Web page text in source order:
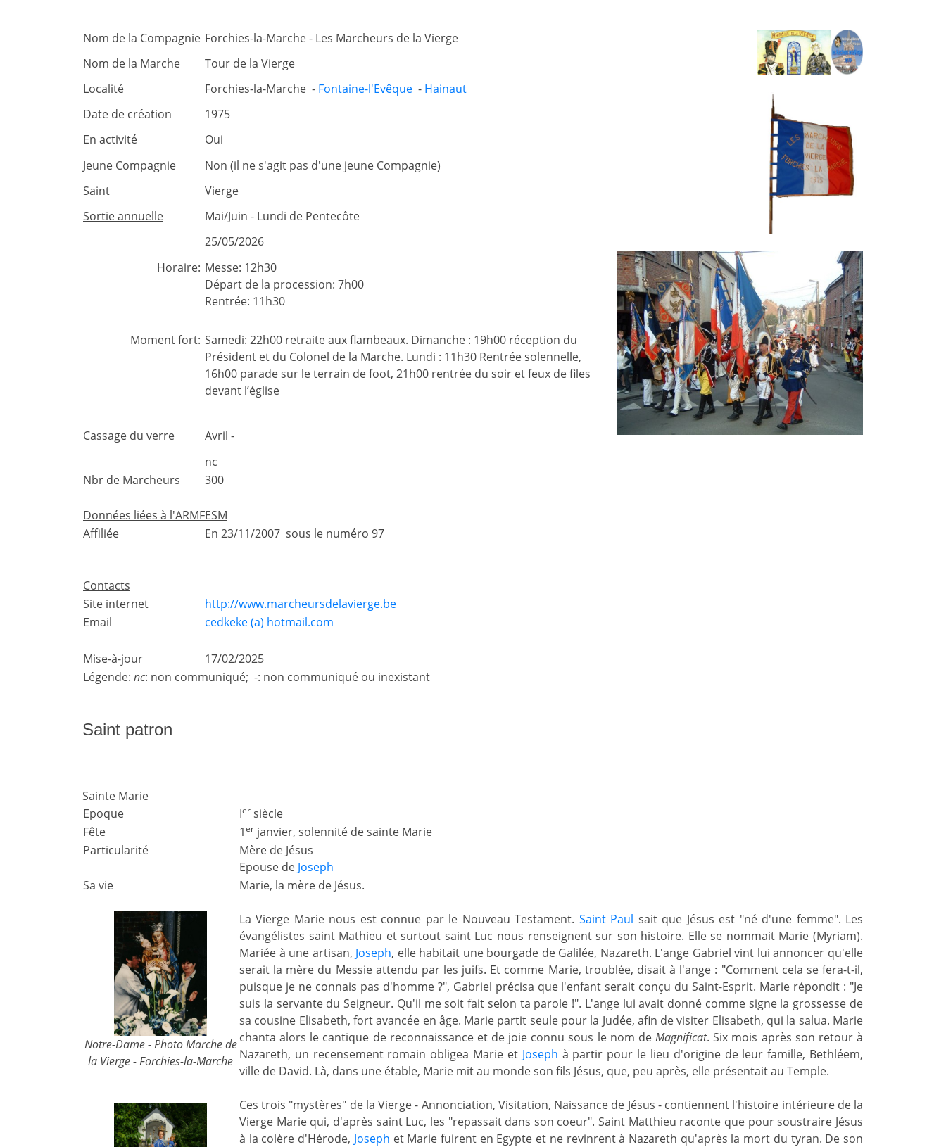
Nom de la Compagnie Forchies-la-Marche - Les Marcheurs de la Vierge
Nom de la Marche
Tour de la Vierge
Localité
Forchies-la-Marche - Fontaine-l'Evêque - Hainaut
Date de création
1975
En activité
Oui
Jeune Compagnie
Non (il ne s'agit pas d'une jeune Compagnie)
Saint
Vierge
Sortie annuelle
Mai/Juin - Lundi de Pentecôte
25/05/2026
Horaire: Messe: 12h30
Départ de la procession: 7h00
Rentrée: 11h30
Moment fort: Samedi: 22h00 retraite aux flambeaux. Dimanche : 19h00 réception du
Président et du Colonel de la Marche. Lundi : 11h30 Rentrée solennelle,
16h00 parade sur le terrain de foot, 21h00 rentrée du soir et feux de files
devant l’église
Cassage du verre
Avril -
nc
Nbr de Marcheurs
300
Données liées à l'ARMFESM
Affiliée
En 23/11/2007 sous le numéro 97
Contacts
Site internet
http://www.marcheursdelavierge.be
Email
cedkeke (a) hotmail.com
Mise-à-jour
17/02/2025
Légende: nc: non communiqué; -: non communiqué ou inexistant
Saint patron
Sainte Marie
Epoque
Ier siècle
Fête
1er janvier, solennité de sainte Marie
Particularité
Mère de Jésus
Epouse de Joseph
Sa vie
Notre-Dame - Photo Marche de
la Vierge - Forchies-la-Marche
Marie, la mère de Jésus.
La Vierge Marie nous est connue par le Nouveau Testament. Saint Paul sait que Jésus est "né d'une femme". Les
évangélistes saint Mathieu et surtout saint Luc nous renseignent sur son histoire. Elle se nommait Marie (Myriam).
Mariée à une artisan, Joseph, elle habitait une bourgade de Galilée, Nazareth. L'ange Gabriel vint lui annoncer qu'elle
serait la mère du Messie attendu par les juifs. Et comme Marie, troublée, disait à l'ange : "Comment cela se fera-t-il,
puisque je ne connais pas d'homme ?", Gabriel précisa que l'enfant serait conçu du Saint-Esprit. Marie répondit : "Je
suis la servante du Seigneur. Qu'il me soit fait selon ta parole !". L'ange lui avait donné comme signe la grossesse de
sa cousine Elisabeth, fort avancée en âge. Marie partit seule pour la Judée, afin de visiter Elisabeth, qui la salua. Marie
chanta alors le cantique de reconnaissance et de joie connu sous le nom deMagnificat. Six mois après son retour à
Nazareth, un recensement romain obligea Marie et Joseph à partir pour le lieu d'origine de leur famille, Bethléem,
ville de David. Là, dans une étable, Marie mit au monde son fils Jésus, que, peu après, elle présentait au Temple.
Ces trois "mystères" de la Vierge - Annonciation, Visitation, Naissance de Jésus - contiennent l'histoire intérieure de la
Vierge Marie qui, d'après saint Luc, les "repassait dans son coeur". Saint Matthieu raconte que pour soustraire Jésus
à la colère d'Hérode, Joseph et Marie fuirent en Egypte et ne revinrent à Nazareth qu'après la mort du tyran. De son